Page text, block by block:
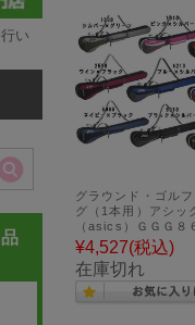
グラウンド・ゴル
グ（1本用）アシッ
（asics）ＧＧＧ８
¥4,527(税込)
在庫切れ
い